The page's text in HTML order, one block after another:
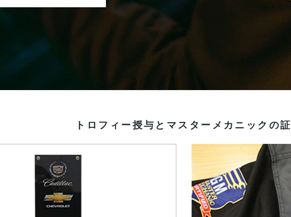
トロフィー授与とマスターメカニックの証